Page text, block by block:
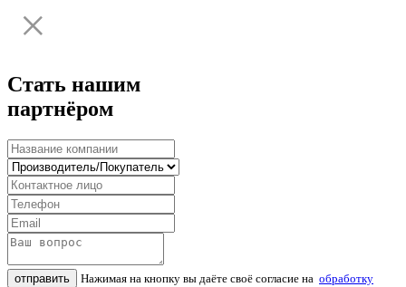
Стать нашим
партнёром
отправить Нажимая на кнопку вы даёте своё согласие на обработку